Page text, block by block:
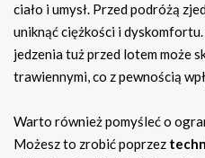
ciało i umysł. Przed podróżą
uniknąć ciężkości i
jedzenia tuż przed lotem może
trawiennymi, co z pewnością
Warto również pomyśleć o
Możesz to zrobić poprzez